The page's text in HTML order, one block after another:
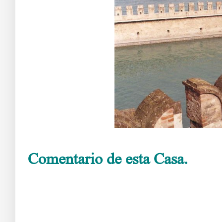
Comentario de esta Casa.